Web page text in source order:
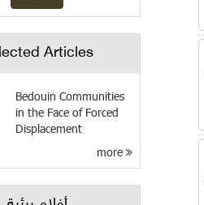
Articles
Bedouin Communities
in the Face of Forced
Displacement